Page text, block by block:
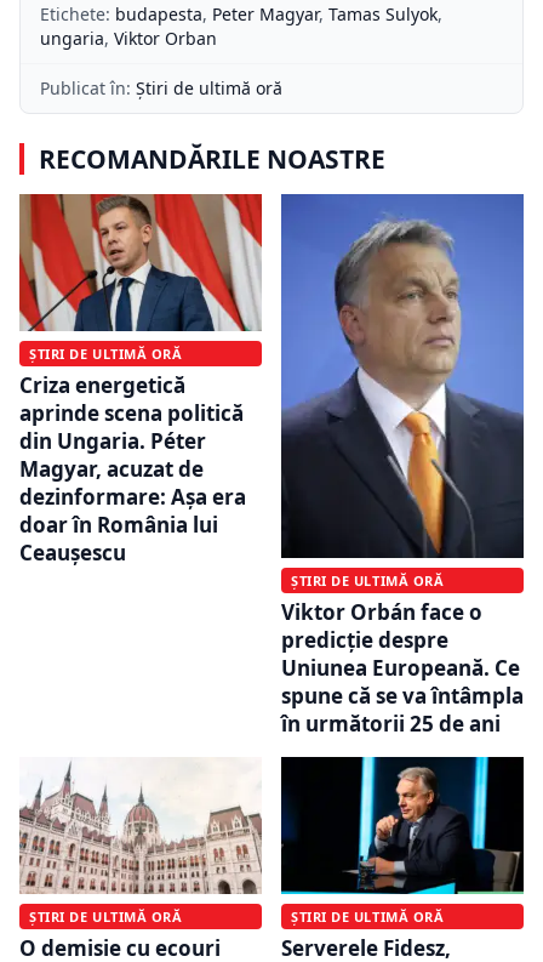
Etichete: budapesta, Peter Magyar, Tamas Sulyok,
ungaria, Viktor Orban
Publicat în: Știri de ultimă oră
RECOMANDĂRILE NOASTRE
ȘTIRI DE ULTIMĂ ORĂ
Criza energetică
aprinde scena politică
din Ungaria. Péter
Magyar, acuzat de
dezinformare: Așa era
doar în România lui
Ceaușescu
ȘTIRI DE ULTIMĂ ORĂ
Viktor Orbán face o
predicție despre
Uniunea Europeană. Ce
spune că se va întâmpla
în următorii 25 de ani
ȘTIRI DE ULTIMĂ ORĂ
O demisie cu ecouri
ȘTIRI DE ULTIMĂ ORĂ
Serverele Fidesz,